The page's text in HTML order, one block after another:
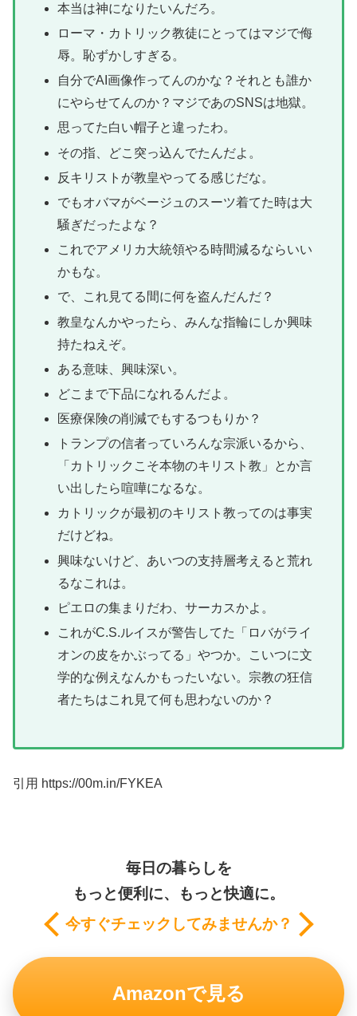
本当は神になりたいんだろ。
ローマ・カトリック教徒にとってはマジで侮
辱。恥ずかしすぎる。
自分でAI画像作ってんのかな？それとも誰か
にやらせてんのか？マジであのSNSは地獄。
思ってた白い帽子と違ったわ。
その指、どこ突っ込んでたんだよ。
反キリストが教皇やってる感じだな。
でもオバマがベージュのスーツ着てた時は大
騒ぎだったよな？
これでアメリカ大統領やる時間減るならいい
かもな。
で、これ見てる間に何を盗んだんだ？
教皇なんかやったら、みんな指輪にしか興味
持たねえぞ。
ある意味、興味深い。
どこまで下品になれるんだよ。
医療保険の削減でもするつもりか？
トランプの信者っていろんな宗派いるから、
「カトリックこそ本物のキリスト教」とか言
い出したら喧嘩になるな。
カトリックが最初のキリスト教ってのは事実
だけどね。
興味ないけど、あいつの支持層考えると荒れ
るなこれは。
ピエロの集まりだわ、サーカスかよ。
これがC.S.ルイスが警告してた「ロバがライ
オンの皮をかぶってる」やつか。こいつに文
学的な例えなんかもったいない。宗教の狂信
者たちはこれ見て何も思わないのか？
引用 https://00m.in/FYKEA
毎日の暮らしを
もっと便利に、もっと快適に。
今すぐチェックしてみませんか？
Amazonで見る